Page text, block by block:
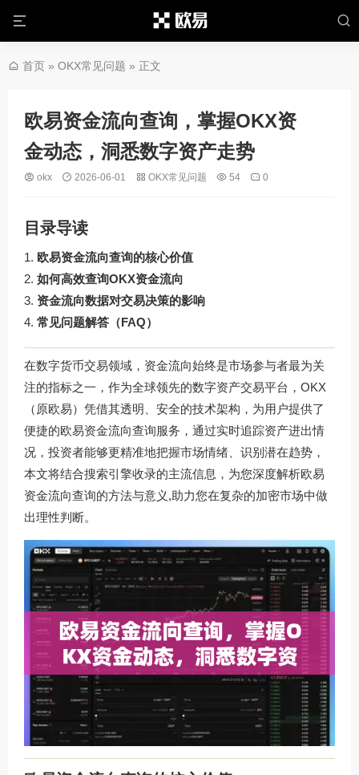
首页 » OKX常见问题 » 正文
欧易资金流向查询，掌握OKX资
金动态，洞悉数字资产走势
okx 2026-06-01 OKX常见问题 54 0
目录导读
欧易资金流向查询的核心价值
如何高效查询OKX资金流向
资金流向数据对交易决策的影响
常见问题解答（FAQ）
在数字货币交易领域，资金流向始终是市场参与者最为关
注的指标之一，作为全球领先的数字资产交易平台，OKX
（原欧易）凭借其透明、安全的技术架构，为用户提供了
便捷的欧易资金流向查询服务，通过实时追踪资产进出情
况，投资者能够更精准地把握市场情绪、识别潜在趋势，
本文将结合搜索引擎收录的主流信息，为您深度解析欧易
资金流向查询的方法与意义,助力您在复杂的加密市场中做
出理性判断。